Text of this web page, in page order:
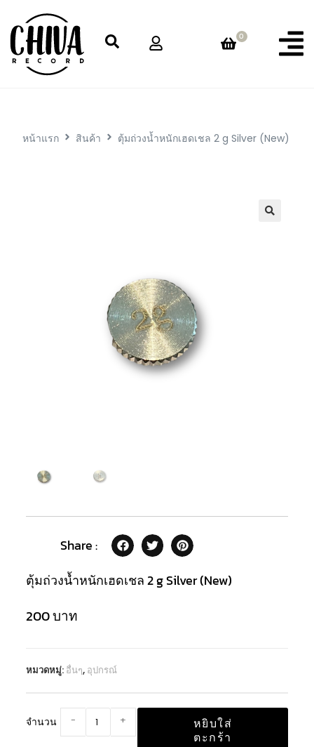
0
หน้าแรก สินค้า ตุ้มถ่วงน้ำหนักเฮดเชล 2 g Silver (New)
Share :
ตุ้มถ่วงน้ำหนักเฮดเชล 2 g Silver (New)
200บาท
หมวดหมู่: อื่นๆ, อุปกรณ์
จำนวน - +
หยิบใส่
ตะกร้า